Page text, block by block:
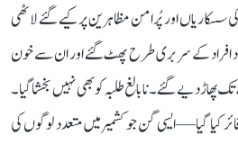
اور پُرامن مظاہرین پر کیے گئے لاٹھی
افراد کے سر بری طرح پھٹ گئے اور ان سے خون
دیے گئے۔ نابالغ طلبہ کو بھی نہیں بخشا گیا۔
کیا گیا—ایسی گن جو کشمیر میں متعدد لوگوں کی